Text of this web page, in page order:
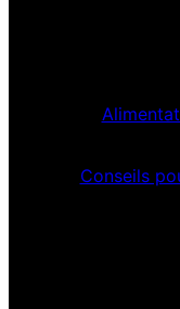
Conseils